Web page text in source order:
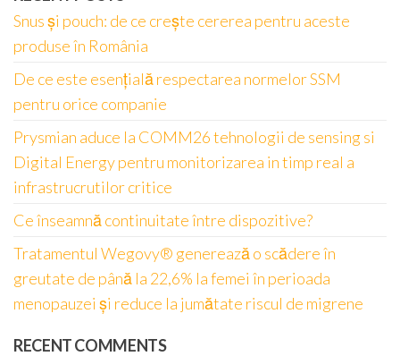
Snus și pouch: de ce crește cererea pentru aceste
produse în România
De ce este esențială respectarea normelor SSM
pentru orice companie
Prysmian aduce la COMM26 tehnologii de sensing si
Digital Energy pentru monitorizarea in timp real a
infrastrucrutilor critice
Ce înseamnă continuitate între dispozitive?
Tratamentul Wegovy® generează o scădere în
greutate de până la 22,6% la femei în perioada
menopauzei și reduce la jumătate riscul de migrene
RECENT COMMENTS